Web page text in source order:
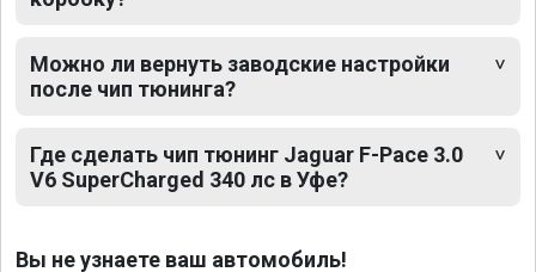
Можно ли вернуть заводские настройки
после чип тюнинга?
Где сделать чип тюнинг Jaguar F-Pace 3.0
V6 SuperCharged 340 лс в Уфе?
Вы не узнаете ваш автомобиль!